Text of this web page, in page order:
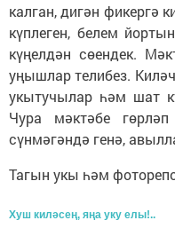
калган, дигән фикергә
күплеген, белем
күңелдән сөендек.
уңышлар телибез.
укытучылар һәм шат
Чура мәктәбе
сүнмәгәндә генә,
Тагын укы һәм
Хуш киләсең, яңа уку елы!..